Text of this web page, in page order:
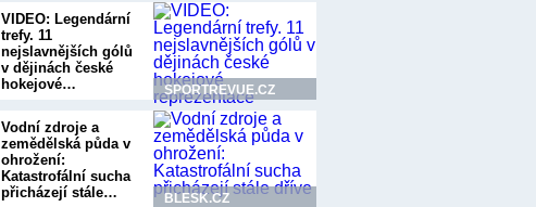
VIDEO: Legendární
trefy. 11
nejslavnějších gólů
v dějinách české
hokejové…
SPORTREVUE.CZ
Vodní zdroje a
zemědělská půda v
ohrožení:
Katastrofální sucha
přicházejí stále…
BLESK.CZ